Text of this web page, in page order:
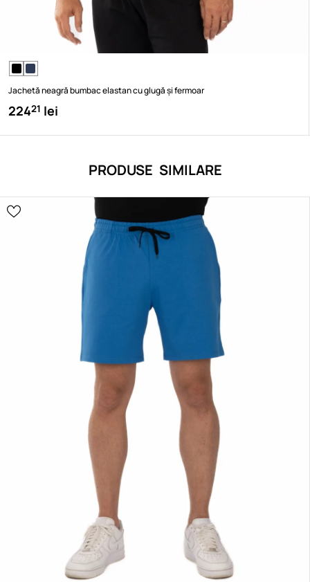
Jachetă neagră bumbac elastan cu glugă și fermoar
22421 lei
PRODUSE SIMILARE